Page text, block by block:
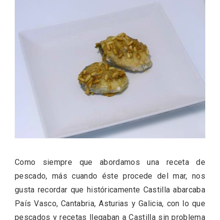
Como siempre que abordamos una receta de
pescado, más cuando éste procede del mar, nos
gusta recordar que históricamente Castilla abarcaba
País Vasco, Cantabria, Asturias y Galicia, con lo que
pescados y recetas llegaban a Castilla sin problema
Ultimas entradas